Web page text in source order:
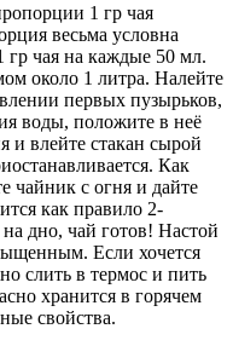
1 гр чая
весьма условна
гр чая на каждые 50 мл.
около 1 литра. Налейте
первых пузырьков,
воды, положите в неё
и влейте стакан сырой
Как
чайник с огня и дайте
как правило 2-
дно, чай готов! Настой
Если хочется
слить в термос и пить
хранится в горячем
свойства.